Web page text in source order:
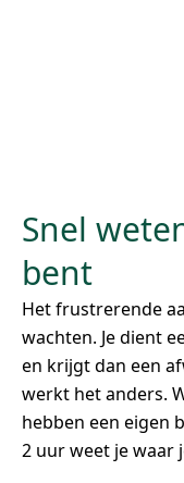
Snel
bent
Het frustrerende
wachten. Je dient
en krijgt dan een
werkt het anders.
hebben een eigen
2 uur weet je waar